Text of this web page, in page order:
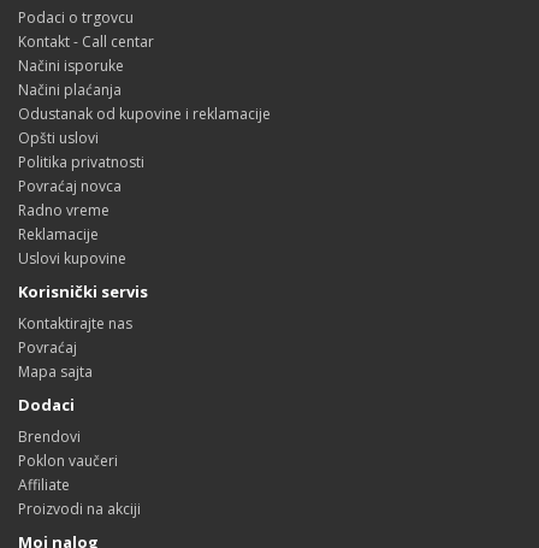
Podaci o trgovcu
Kontakt - Call centar
Načini isporuke
Načini plaćanja
Odustanak od kupovine i reklamacije
Opšti uslovi
Politika privatnosti
Povraćaj novca
Radno vreme
Reklamacije
Uslovi kupovine
Korisnički servis
Kontaktirajte nas
Povraćaj
Mapa sajta
Dodaci
Brendovi
Poklon vaučeri
Affiliate
Proizvodi na akciji
Moj nalog